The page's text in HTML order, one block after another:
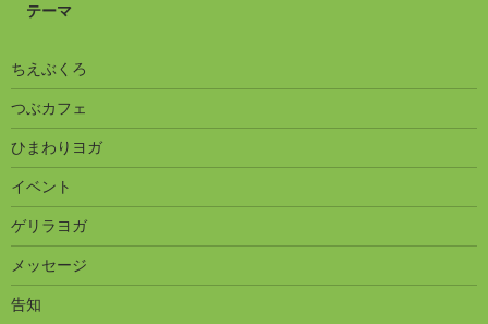
テーマ
ちえぶくろ
つぶカフェ
ひまわりヨガ
イベント
ゲリラヨガ
メッセージ
告知